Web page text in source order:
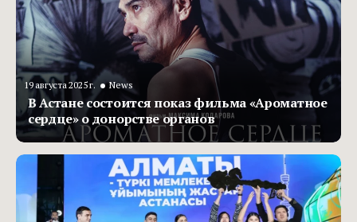
19 августа 2025 г. • News
В Астане состоится показ фильма «Ароматное
сердце» о донорстве органов